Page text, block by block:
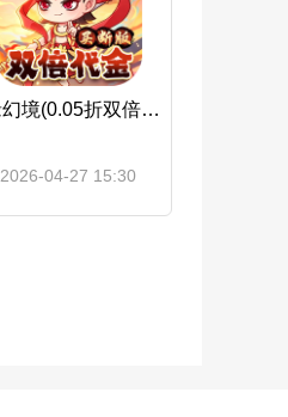
奇缘幻境(0.05折双倍代金券买断)
2026-04-27 15:30